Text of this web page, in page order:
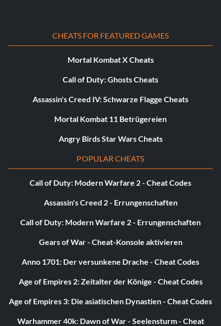
CHEATS FOR FEATURED GAMES
Mortal Kombat X Cheats
Call of Duty: Ghosts Cheats
Assassin's Creed IV: Schwarze Flagge Cheats
Mortal Kombat 11 Betrügereien
Angry Birds Star Wars Cheats
POPULAR CHEATS
Call of Duty: Modern Warfare 2 - Cheat Codes
Assassin's Creed 2 - Errungenschaften
Call of Duty: Modern Warfare 2 - Errungenschaften
Gears of War - Cheat-Konsole aktivieren
Anno 1701: Der versunkene Drache - Cheat Codes
Age of Empires 2: Zeitalter der Könige - Cheat Codes
Age of Empires 3: Die asiatischen Dynastien - Cheat Codes
Warhammer 40k: Dawn of War - Seelensturm - Cheat